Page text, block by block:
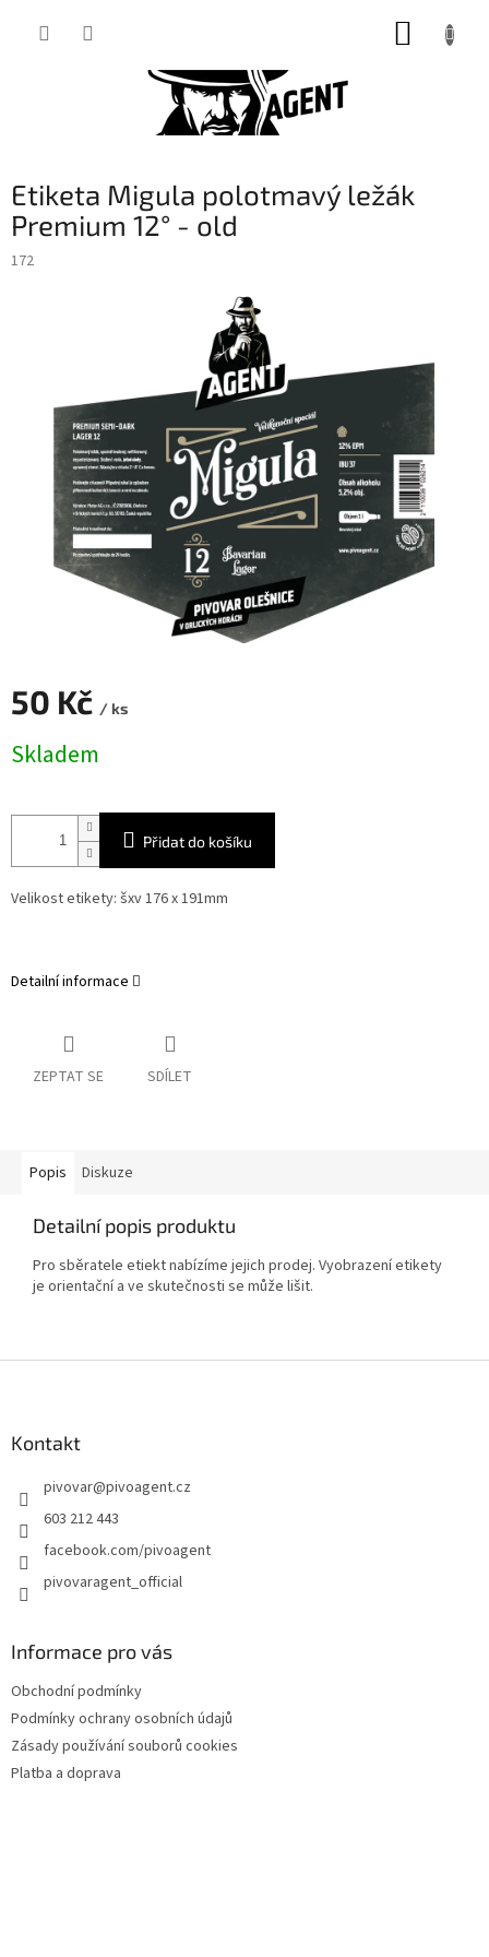
Etiketa Migula polotmavý ležák
Premium 12° - old
172
50 Kč / ks
cena:
Skladem
Přidat do košíku
Velikost etikety: šxv 176 x 191mm
Detailní informace
ZEPTAT SE SDÍLET
Popis Diskuze
Detailní popis produktu
Pro sběratele etiekt nabízíme jejich prodej. Vyobrazení etikety
je orientační a ve skutečnosti se může lišit.
Kontakt
pivovar@pivoagent.cz
603 212 443
facebook.com/pivoagent
pivovaragent_official
Informace pro vás
Obchodní podmínky
Podmínky ochrany osobních údajů
Zásady používání souborů cookies
Platba a doprava